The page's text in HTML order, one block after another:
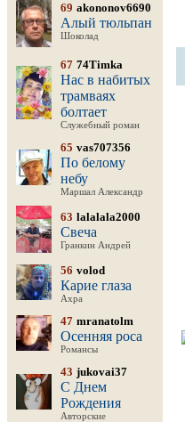
69 akononov6690
Алый тюльпан
Шоколад
67 74Timka
Нас в набитых
трамваях
болтает
Служебный роман
65 vas707356
По белому
небу
Маршал Александр
63 lalalala2000
Свеча
Гранкин Андрей
56 volod
Карие глаза
Ахра
47 mranatolm
Осенняя роса
Романсы
43 jukovai37
С Днем
Рождения
Авторские